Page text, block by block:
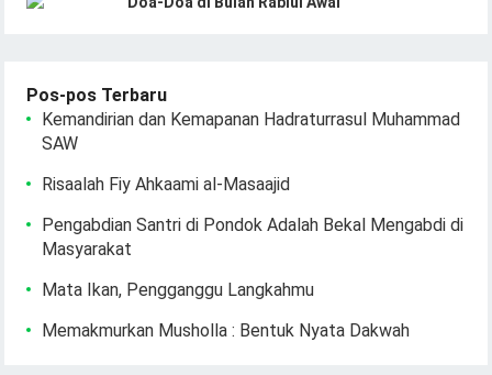
Pos-pos Terbaru
Kemandirian dan Kemapanan Hadraturrasul Muhammad
SAW
Risaalah Fiy Ahkaami al-Masaajid
Pengabdian Santri di Pondok Adalah Bekal Mengabdi di
Masyarakat
Mata Ikan, Pengganggu Langkahmu
Memakmurkan Musholla : Bentuk Nyata Dakwah